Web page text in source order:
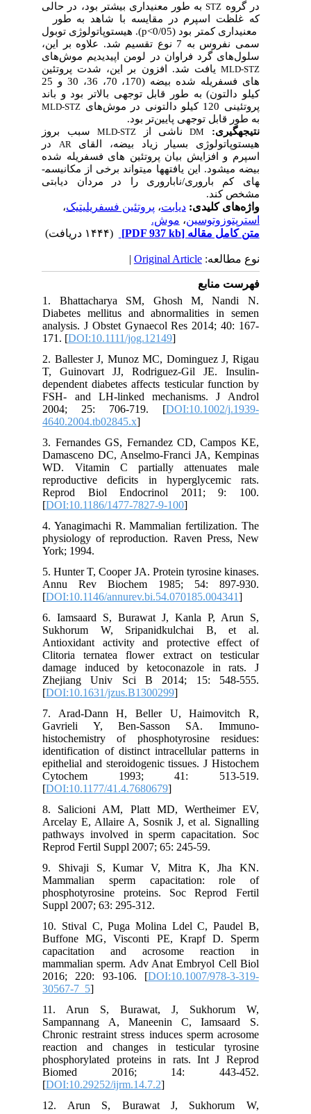
در گروهSTZبه طور معنی­داری بیشتر بود، در حالی
که غلظت اسپرم در مقایسه با شاهد به طور
معنی­داری کمتر بود (0/05>p
). هیستوپاتولوژی توبول
سمی نفروس به 7 نوع تقسیم شد. علاوه بر این،
سلولهای گرد فراوان در لومن اپیدیدیم موشهای
MLD-STZ یافت شد. افزون بر این، شدت پروتئین
های فسفریله شده بیضه (170، 70، 36، 30 و 25
کیلو دالتون) به طور قابل توجهی بالاتر بود و باند
پروتئینی 120 کیلو دالتونی در موش
هایMLD-STZ
به طور قابل توجهی پایینتر بود.
نتیجه­گیری:
DMناشی از MLD-STZسبب بروز
هیستوپاتولوژی بسیار زیاد بیضه، القایARدر
اسپرم و افزایش بیان پروتئین های فسفریله شده
بیضه میشود. این یافته­ها می­تواند برخی از مکانیسم­
های کم باروری/ناباروری را در مردان دیابتی
مشخص کند.
واژه‌های کلیدی:دیابت،پروتئین فسفریلیتیک،
استرپتوزوتوسین،موش.
متن کامل مقاله[PDF 937 kb]
نوع مطالعه:Original Article
|
فهرست منابع
1. Bhattacharya SM, Ghosh M, Nandi N.
Diabetes mellitus and abnormalities in semen
analysis. J Obstet Gynaecol Res 2014; 40: 167-
171. [DOI:10.1111/jog.12149
2. Ballester J, Munoz MC, Dominguez J, Rigau
T, Guinovart JJ, Rodriguez-Gil JE. Insulin-
dependent diabetes affects testicular function by
FSH- and LH-linked mechanisms. J Androl
2004; 25: 706-719. [DOI:10.1002/j.1939-
4640.2004.tb02845.x
3. Fernandes GS, Fernandez CD, Campos KE,
Damasceno DC, Anselmo-Franci JA, Kempinas
WD. Vitamin C partially attenuates male
reproductive deficits in hyperglycemic rats.
Reprod Biol Endocrinol 2011; 9: 100.
[DOI:10.1186/1477-7827-9-100
4. Yanagimachi R. Mammalian fertilization. The
physiology of reproduction. Raven Press, New
York; 1994.
5. Hunter T, Cooper JA. Protein tyrosine kinases.
Annu Rev Biochem 1985; 54: 897-930.
[DOI:10.1146/annurev.bi.54.070185.004341
6. Iamsaard S, Burawat J, Kanla P, Arun S,
Sukhorum W, Sripanidkulchai B, et al.
Antioxidant activity and protective effect of
Clitoria ternatea flower extract on testicular
damage induced by ketoconazole in rats. J
Zhejiang Univ Sci B 2014; 15: 548-555.
[DOI:10.1631/jzus.B1300299
7. Arad-Dann H, Beller U, Haimovitch R,
Gavrieli Y, Ben-Sasson SA. Immuno-
histochemistry of phosphotyrosine residues:
identification of distinct intracellular patterns in
epithelial and steroidogenic tissues. J Histochem
Cytochem 1993; 41: 513-519.
[DOI:10.1177/41.4.7680679
8. Salicioni AM, Platt MD, Wertheimer EV,
Arcelay E, Allaire A, Sosnik J, et al. Signalling
pathways involved in sperm capacitation. Soc
Reprod Fertil Suppl 2007; 65: 245-59.
9. Shivaji S, Kumar V, Mitra K, Jha KN.
Mammalian sperm capacitation: role of
phosphotyrosine proteins. Soc Reprod Fertil
Suppl 2007; 63: 295-312.
10. Stival C, Puga Molina Ldel C, Paudel B,
Buffone MG, Visconti PE, Krapf D. Sperm
capacitation and acrosome reaction in
mammalian sperm. Adv Anat Embryol Cell Biol
2016; 220: 93-106. [DOI:10.1007/978-3-319-
30567-7_5
11. Arun S, Burawat, J, Sukhorum W,
Sampannang A, Maneenin C, Iamsaard S.
Chronic restraint stress induces sperm acrosome
reaction and changes in testicular tyrosine
phosphorylated proteins in rats. Int J Reprod
Biomed 2016; 14: 443-452.
[DOI:10.29252/ijrm.14.7.2
12. Arun S, Burawat J, Sukhorum W,